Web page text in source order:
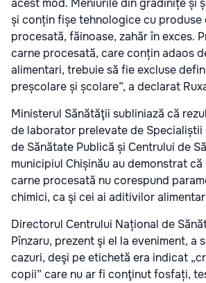
acest mod. Meniurile din grădinițe și
și conțin fișe tehnologice cu produse
procesată, făinoase, zahăr în exces.
carne procesată, care conțin adaos
alimentari, trebuie să fie excluse
preșcolare și școlare”, a declarat
Ministerul Sănătăţii subliniază că
de laborator prelevate de Specialiștii
de Sănătate Publică și Centrului de
municipiul Chișinău au demonstrat
carne procesată nu corespund
chimici, ca şi cei ai aditivilor
Directorul Centrului Național de
Pînzaru, prezent şi el la eveniment, a
cazuri, deşi pe etichetă era indicat
copii” care nu ar fi conţinut fosfați,